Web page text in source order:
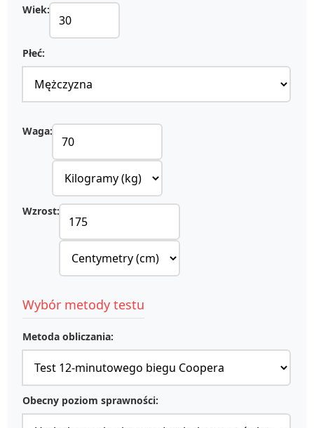
Wiek:
Płeć:
Waga:
Wzrost:
Wybór metody testu
Metoda obliczania:
Obecny poziom sprawności: